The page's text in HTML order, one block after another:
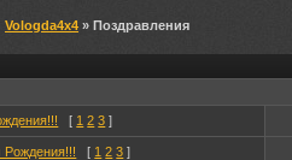
Vologda4x4 » Поздравления
[ 1 2 3 ]
Рождения!!! [ 1 2 3 ]